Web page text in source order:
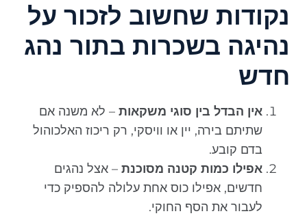
נקודות שחשוב לזכור על
נהיגה בשכרות בתור נהג
חדש
אין הבדל בין סוגי משקאות– לא משנה אם
שתיתם בירה, יין או וויסקי, רק ריכוז האלכוהול
בדם קובע.
אפילו כמות קטנה מסוכנת– אצל נהגים
חדשים, אפילו כוס אחת עלולה להספיק כדי
לעבור את הסף החוקי.